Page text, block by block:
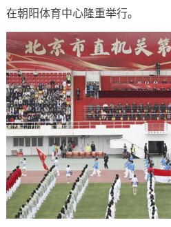
在朝阳体育中心隆重举行。